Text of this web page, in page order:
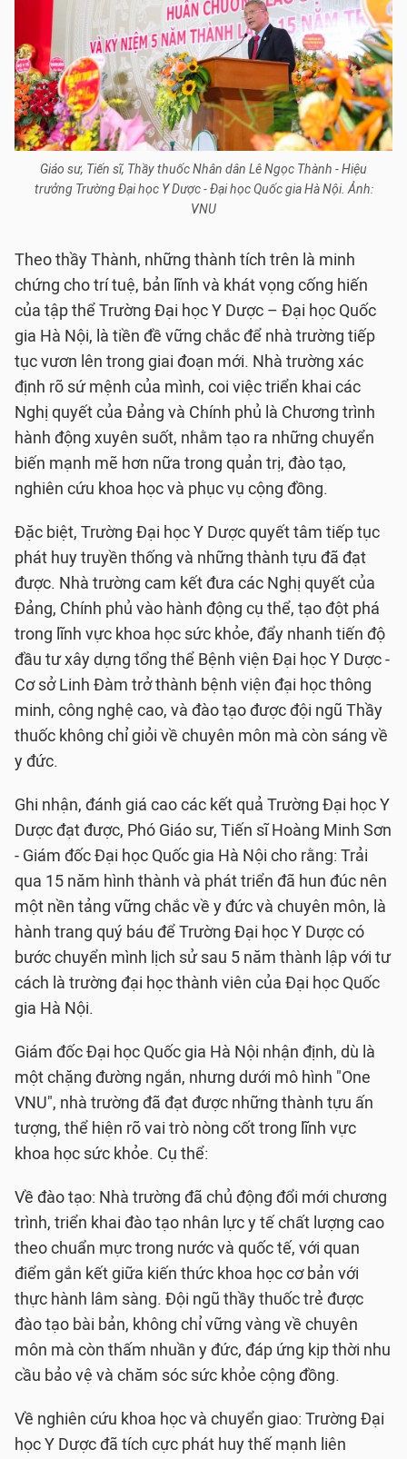
Giáo sư, Tiến sĩ, Thầy thuốc Nhân dân Lê Ngọc Thành - Hiệu
trưởng Trường Đại học Y Dược - Đại học Quốc gia Hà Nội. Ảnh:
VNU
Theo thầy Thành, những thành tích trên là minh
chứng cho trí tuệ, bản lĩnh và khát vọng cống hiến
của tập thể Trường Đại học Y Dược – Đại học Quốc
gia Hà Nội, là tiền đề vững chắc để nhà trường tiếp
tục vươn lên trong giai đoạn mới. Nhà trường xác
định rõ sứ mệnh của mình, coi việc triển khai các
Nghị quyết của Đảng và Chính phủ là Chương trình
hành động xuyên suốt, nhằm tạo ra những chuyển
biến mạnh mẽ hơn nữa trong quản trị, đào tạo,
nghiên cứu khoa học và phục vụ cộng đồng.
Đặc biệt, Trường Đại học Y Dược quyết tâm tiếp tục
phát huy truyền thống và những thành tựu đã đạt
được. Nhà trường cam kết đưa các Nghị quyết của
Đảng, Chính phủ vào hành động cụ thể, tạo đột phá
trong lĩnh vực khoa học sức khỏe, đẩy nhanh tiến độ
đầu tư xây dựng tổng thể Bệnh viện Đại học Y Dược -
Cơ sở Linh Đàm trở thành bệnh viện đại học thông
minh, công nghệ cao, và đào tạo được đội ngũ Thầy
thuốc không chỉ giỏi về chuyên môn mà còn sáng về
y đức.
Ghi nhận, đánh giá cao các kết quả Trường Đại học Y
Dược đạt được, Phó Giáo sư, Tiến sĩ Hoàng Minh Sơn
- Giám đốc Đại học Quốc gia Hà Nội cho rằng: Trải
qua 15 năm hình thành và phát triển đã hun đúc nên
một nền tảng vững chắc về y đức và chuyên môn, là
hành trang quý báu để Trường Đại học Y Dược có
bước chuyển mình lịch sử sau 5 năm thành lập với tư
cách là trường đại học thành viên của Đại học Quốc
gia Hà Nội.
Giám đốc Đại học Quốc gia Hà Nội nhận định, dù là
một chặng đường ngắn, nhưng dưới mô hình "One
VNU", nhà trường đã đạt được những thành tựu ấn
tượng, thể hiện rõ vai trò nòng cốt trong lĩnh vực
khoa học sức khỏe. Cụ thể:
Về đào tạo: Nhà trường đã chủ động đổi mới chương
trình, triển khai đào tạo nhân lực y tế chất lượng cao
theo chuẩn mực trong nước và quốc tế, với quan
điểm gắn kết giữa kiến thức khoa học cơ bản với
thực hành lâm sàng. Đội ngũ thầy thuốc trẻ được
đào tạo bài bản, không chỉ vững vàng về chuyên
môn mà còn thấm nhuần y đức, đáp ứng kịp thời nhu
cầu bảo vệ và chăm sóc sức khỏe cộng đồng.
Về nghiên cứu khoa học và chuyển giao: Trường Đại
học Y Dược đã tích cực phát huy thế mạnh liên